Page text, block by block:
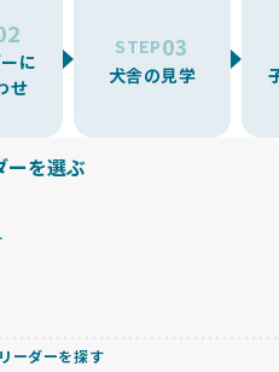
ウェルフェアを最優先に考
準を設定しています。これに
項目を必須条件とし、これら
を確保しています。
、遺伝子検査、食事や運動
慮した飼育環境が整ってい
を設けています。これによ
リーダーだけを厳選してい
クが高まります。
こちら
スクが伴います。異なる犬種
い健康問題が発生する可能性
る場合があります。また、ミ
ことも少なくありません。
めに、ミックス犬の繁殖を
すリスクを理解し、飼い主
に
せ
STEP03
犬舎の見学
ーを選ぶ
ーダーを探す